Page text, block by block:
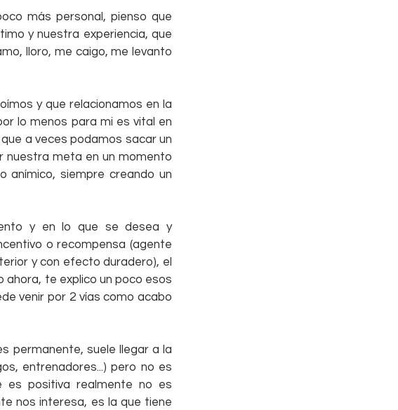
más personal, pienso que
y nuestra experiencia, que
lloro, me caigo, me levanto
y que relacionamos en la
lo menos para mi es vital en
a veces podamos sacar un
nuestra meta en un momento
anímico, siempre creando un
y en lo que se desea y
o recompensa (agente
y con efecto duradero), el
ahora, te explico un poco esos
venir por 2 vías como acabo
permanente, suele llegar a la
entrenadores...) pero no es
es positiva realmente no es
nos interesa, es la que tiene